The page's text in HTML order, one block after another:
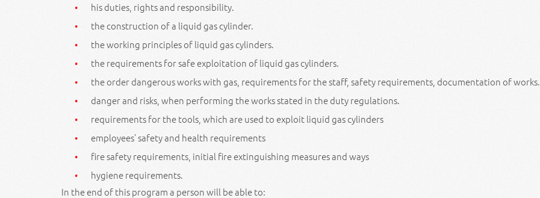
his duties, rights and responsibility.
the construction of a liquid gas cylinder.
the working principles of liquid gas cylinders.
the requirements for safe exploitation of liquid gas cylinders.
the order dangerous works with gas, requirements for the staff, safety requirements, documentation of works.
danger and risks, when performing the works stated in the duty regulations.
requirements for the tools, which are used to exploit liquid gas cylinders
employees’ safety and health requirements
fire safety requirements, initial fire extinguishing measures and ways
hygiene requirements.
In the end of this program a person will be able to: